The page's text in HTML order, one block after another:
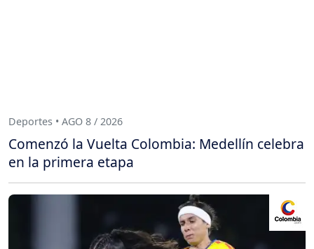
Deportes • AGO 8 / 2026
Comenzó la Vuelta Colombia: Medellín celebra
en la primera etapa